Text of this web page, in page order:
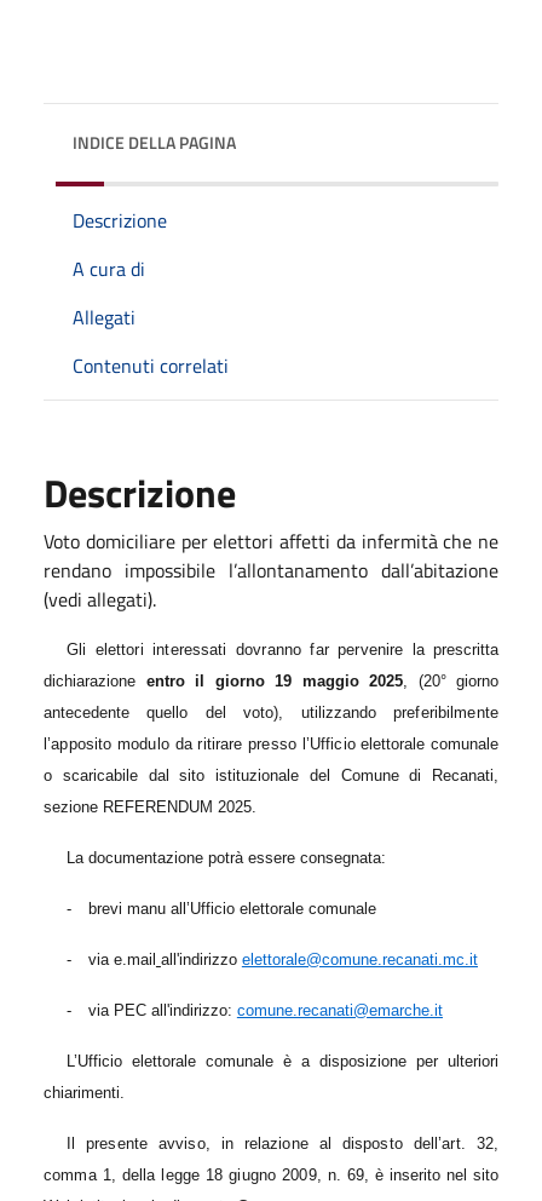
INDICE DELLA PAGINA
Descrizione
A cura di
Allegati
Contenuti correlati
Descrizione
Voto domiciliare per elettori affetti da infermità che ne
rendano impossibile l’allontanamento dall’abitazione
(vedi allegati).
Gli elettori interessati dovranno far pervenire la prescritta
dichiarazione entro il giorno 19 maggio 2025 , (20° giorno
antecedente quello del voto), utilizzando preferibilmente
l’apposito modulo da ritirare presso l’Ufficioelettorale comunale
o scaricabile dal sito istituzionale del Comune di Recanati,
sezione REFERENDUM 2025.
La documentazione potrà essere consegnata:
- brevi manu all’Ufficio elettorale comunale
- via e.mail all'indirizzo elettorale@comune.recanati.mc.it
- via PEC all'indirizzo: comune.recanati@emarche.it
L’Ufficio elettorale comunale è a disposizione per ulteriori
chiarimenti.
Il presente avviso, in relazione al disposto dell’art. 32,
comma 1, della legge 18 giugno 2009, n. 69, è inserito nel sito